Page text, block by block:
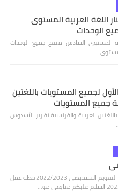
اللغة العربية المستوى
الوحدات
المستوى السادس منقح جميع الوحدات
لجميع المستويات باللغتين
جميع المستويات
العربية والفرنسية تقارير الأسدوس
خطة عمل وتدبير فترة التقويم التشخيصي 2022/2023 خطة عمل